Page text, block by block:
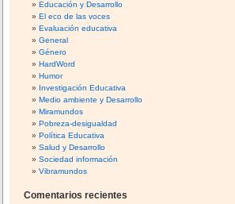
Educación y Desarrollo
El eco de las voces
Evaluación educativa
General
Género
HardWord
Humor
Investigación Educativa
Medio ambiente y Desarrollo
Miramundos
Pobreza-desigualdad
Política Educativa
Salud y Desarrollo
Sociedad información
Vibramundos
Comentarios recientes